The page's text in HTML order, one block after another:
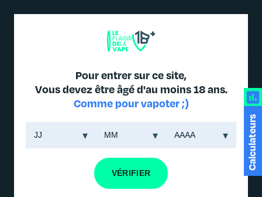
Pour entrer sur ce site,
Vous devez être âgé d'au moins 18 ans.
Comme pour vapoter ;)
VÉRIFIER
Calculateurs
Les différents types de
vaporisateurs : Quel est le meilleur
pour vous?
Il existe plusieurs types de vaporisateurs pour répondre aux besoins
différents des utilisateurs de vape. Chacun a ses propres avantages et